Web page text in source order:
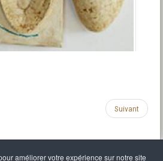
améliorer votre expérience sur notre site
Suivant